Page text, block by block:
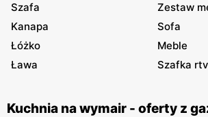
Szafa
Zestaw
Kanapa
Sofa
Łóżko
Meble
Ława
Szafka rtv
Kuchnia na wymair - oferty z